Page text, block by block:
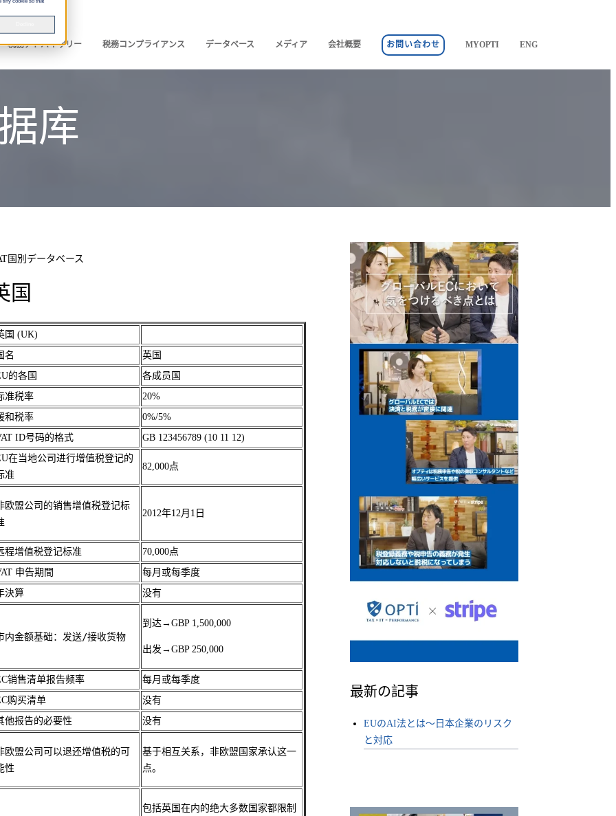
税務アドバイザリー 税務コンプライアンス データベース メディア 会社概要 お問い合わせ MYOPTI ENG
库
国別データベース
国
国 (UK)
名
英国
的各国
各成员国
准税率
20%
和税率
0%/5%
ID号码的格式
GB 123456789 (10 11 12)
在当地公司进行增值税登记的
准
82,000点
欧盟公司的销售增值税登记标
2012年12月1日
程增值税登记标准
70,000点
申告期間
每月或每季度
決算
没有
内金额基础：发送/接收货物
到达→ GBP 1,500,000
出发→ GBP 250,000
销售清单报告频率
每月或每季度
购买清单
没有
他报告的必要性
没有
欧盟公司可以退还增值税的可
性
基于相互关系，非欧盟国家承认这一
点。
包括英国在内的绝大多数国家都限制
最新の記事
EUのAI法とは〜日本企業のリスク
と対応